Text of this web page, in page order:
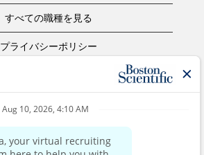
すべての職種を見る
プライバシーポリシー